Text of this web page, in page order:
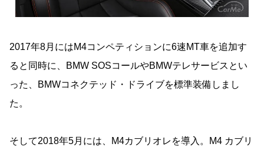
2017年8月にはM4コンペティションに6速MT車を追加す
ると同時に、BMW SOSコールやBMWテレサービスとい
った、BMWコネクテッド・ドライブを標準装備しまし
た。
そして2018年5月には、M4カブリオレを導入。M4 カブリ